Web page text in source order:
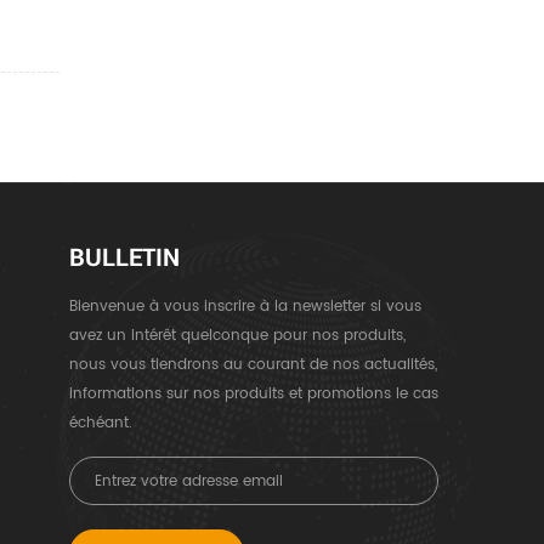
BULLETIN
Bienvenue à vous inscrire à la newsletter si vous
avez un intérêt quelconque pour nos produits,
nous vous tiendrons au courant de nos actualités,
informations sur nos produits et promotions le cas
échéant.